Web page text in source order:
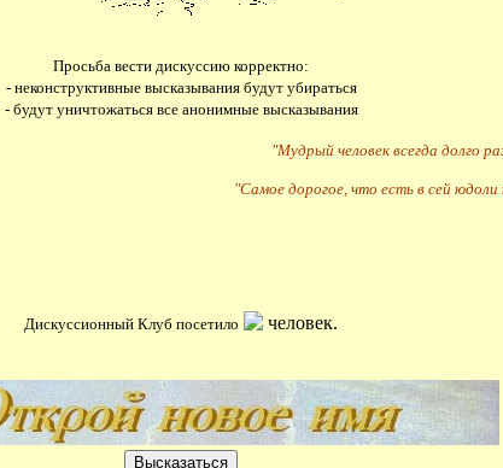
Просьба вести дискуссию корректно:
- неконструктивные высказывания будут убираться
- будут уничтожаться все анонимные высказывания
"Мудрый человек всегда долго
"Самое дорогое, что есть в сей
Дискуссионный Клуб посетило человек.